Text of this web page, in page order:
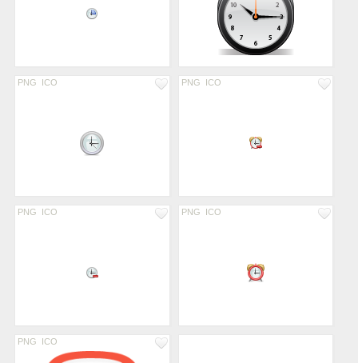
PNG ICO PNG ICO
PNG ICO PNG ICO
PNG ICO